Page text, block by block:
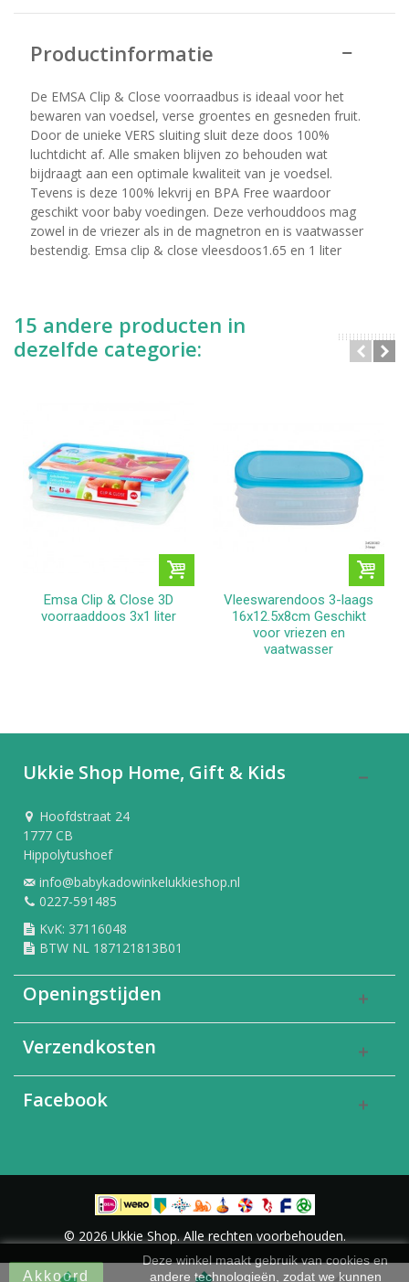
Productinformatie
De EMSA Clip & Close voorraadbus is ideaal voor het
bewaren van voedsel, verse groentes en gesneden fruit.
Door de unieke VERS sluiting sluit deze doos 100%
luchtdicht af. Alle smaken blijven zo behouden wat
bijdraagt aan een optimale kwaliteit van je voedsel.
Tevens is deze 100% lekvrij en BPA Free waardoor
geschikt voor baby voedingen. Deze verhouddoos mag
zowel in de vriezer als in de magnetron en is vaatwasser
bestendig. Emsa clip & close vleesdoos1.65 en 1 liter
15 andere producten in
dezelfde categorie:
Emsa Clip & Close 3D
voorraaddoos 3x1 liter
Vleeswarendoos 3-laags
16x12.5x8cm Geschikt
voor vriezen en
vaatwasser
Ukkie Shop Home, Gift & Kids
Hoofdstraat 24
1777 CB
Hippolytushoef
info@babykadowinkelukkieshop.nl
0227-591485
KvK: 37116048
BTW NL 187121813B01
Openingstijden
Verzendkosten
Facebook
Akkoord
Deze winkel maakt gebruik van cookies en
andere technologieën, zodat we kunnen
© 2026 Ukkie Shop. Alle rechten voorbehouden.